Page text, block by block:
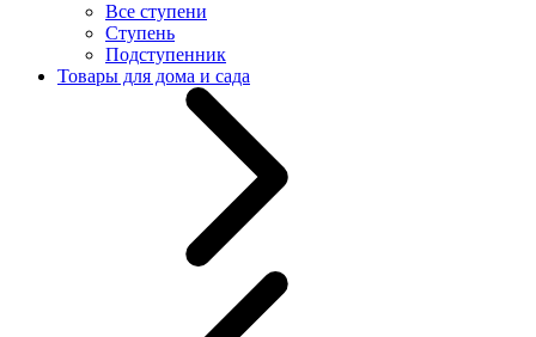
Все ступени
Ступень
Подступенник
Товары для дома и сада